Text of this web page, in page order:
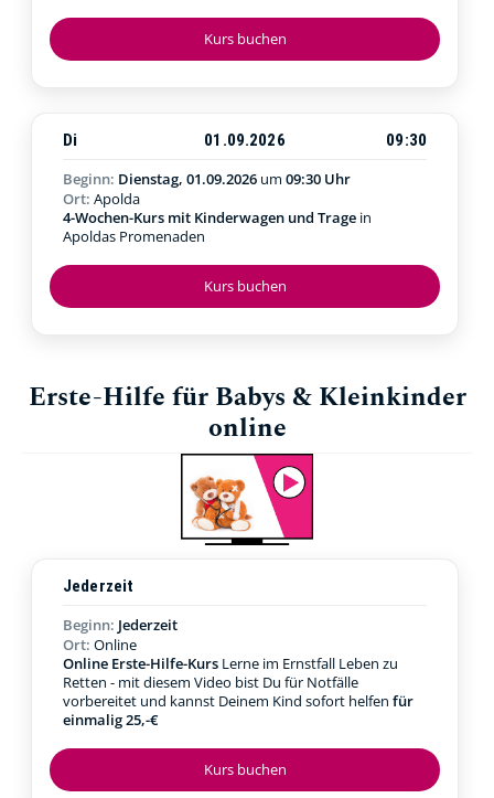
Kurs buchen
Kurs buchen
Di 01.09.2026
09:30
Beginn: Dienstag, 01.09.2026 um 09:30 Uhr
Ort: Apolda
4-Wochen-Kurs mit Kinderwagen und Trage in
Apoldas Promenaden
Erste-Hilfe für Babys & Kleinkinder
online
Kurs buchen
Jederzeit
Beginn: Jederzeit
Ort: Online
Online Erste-Hilfe-Kurs Lerne im Ernstfall Leben zu
Retten - mit diesem Video bist Du für Notfälle
vorbereitet und kannst Deinem Kind sofort helfen für
einmalig 25,-€